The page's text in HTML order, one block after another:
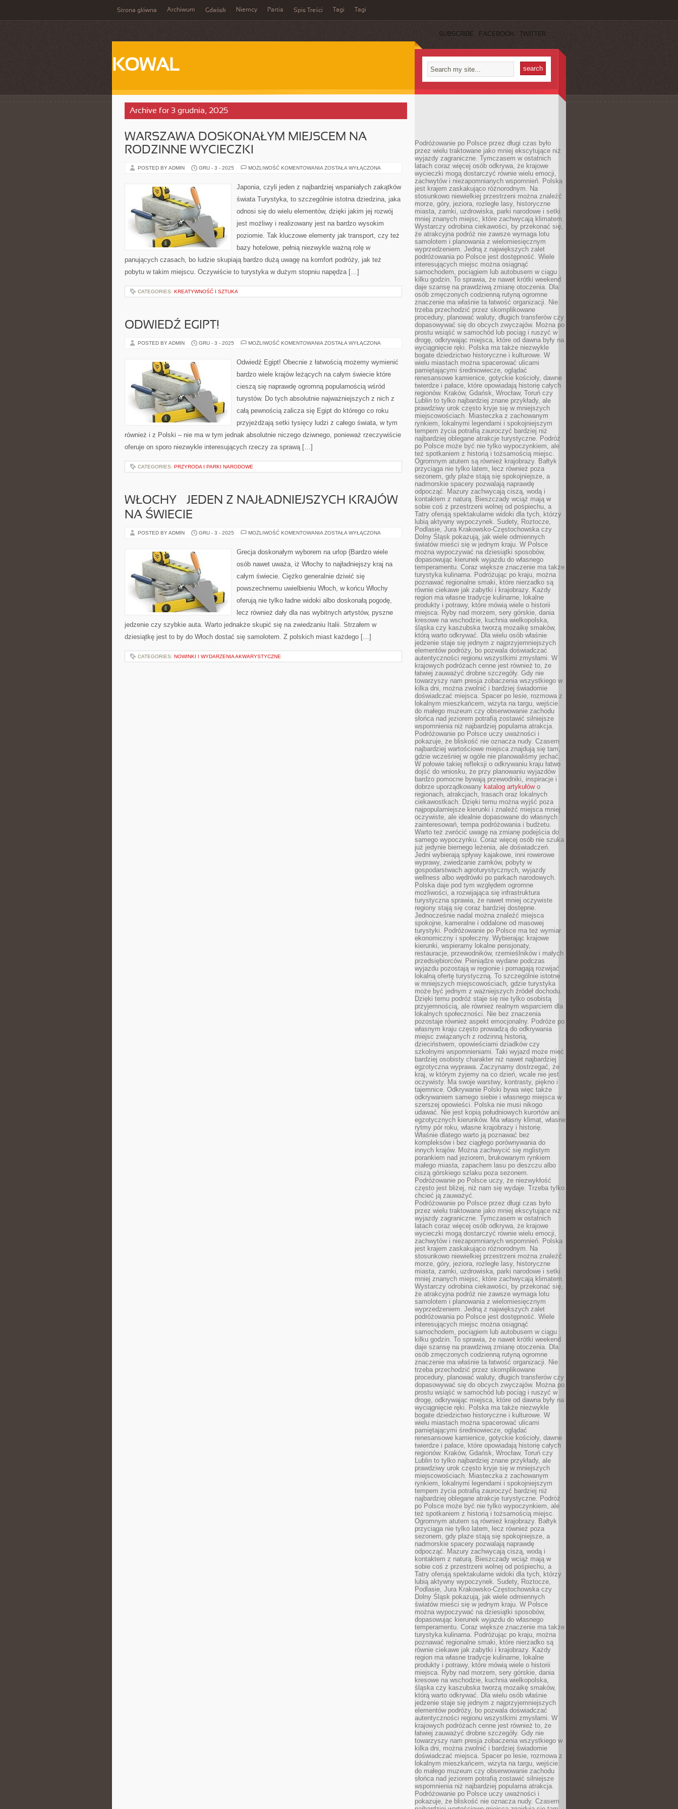
Strona główna Archiwum Gdańsk Niemcy Partia Spis Treści Tagi Tagi
SUBSCRIBE FACEBOOK TWITTER
KOWAL
Archive for 3 grudnia, 2025
WARSZAWA DOSKONAŁYM MIEJSCEM NA
RODZINNE WYCIECZKI
POSTED BY ADMIN GRU - 3 - 2025 MOŻLIWOŚĆ KOMENTOWANIA WARSZAWA
NA
RODZINNE
ZOSTAŁA WYŁĄCZONA
Japonia, czyli jeden z najbardziej wspaniałych zakątków
świata Turystyka, to szczególnie istotna dziedzina, jaka
odnosi się do wielu elementów, dzięki jakim jej rozwój
jest możliwy i realizowany jest na bardzo wysokim
poziomie. Tak kluczowe elementy jak transport, czy też
bazy hotelowe, pełnią niezwykle ważną rolę w
panujących czasach, bo ludzie skupiają bardzo dużą uwagę na komfort podróży, jak też
pobytu w takim miejscu. Oczywiście to turystyka w dużym stopniu napędza […]
CATEGORIES: KREATYWNOŚĆ I SZTUKA
ODWIEDŹ EGIPT!
POSTED BY ADMIN GRU - 3 - 2025 MOŻLIWOŚĆ KOMENTOWANIA ODWIEDŹ
ZOSTAŁA WYŁĄCZONA
Odwiedź Egipt! Obecnie z łatwością możemy wymienić
bardzo wiele krajów leżących na całym świecie które
cieszą się naprawdę ogromną popularnością wśród
turystów. Do tych absolutnie najważniejszych z nich z
całą pewnością zalicza się Egipt do którego co roku
przyjeżdżają setki tysięcy ludzi z całego świata, w tym
również i z Polski – nie ma w tym jednak absolutnie niczego dziwnego, ponieważ rzeczywiście
oferuje on sporo niezwykle interesujących rzeczy za sprawą […]
CATEGORIES: PRZYRODA I PARKI NARODOWE
WŁOCHY – JEDEN Z NAJŁADNIEJSZYCH KRAJÓW
NA ŚWIECIE
POSTED BY ADMIN GRU - 3 - 2025 MOŻLIWOŚĆ KOMENTOWANIA WŁOCHY
NAJŁADNIEJSZYCH
NA
ZOSTAŁA WYŁĄCZONA
Grecja doskonałym wyborem na urlop {Bardzo wiele
osób nawet uważa, iż Włochy to najładniejszy kraj na
całym świecie. Ciężko generalnie dziwić się
powszechnemu uwielbieniu Włoch, w końcu Włochy
oferują nie tylko ładne widoki albo doskonałą pogodę,
lecz również dały dla nas wybitnych artystów, pyszne
jedzenie czy szybkie auta. Warto jednakże skupić się na zwiedzaniu Italii. Strzałem w
dziesiątkę jest to by do Włoch dostać się samolotem. Z polskich miast każdego […]
CATEGORIES: NOWINKI I WYDARZENIA AKWARYSTYCZNE
Podróżowanie po Polsce przez długi czas było
przez wielu traktowane jako mniej ekscytujące niż
wyjazdy zagraniczne. Tymczasem w ostatnich
latach coraz więcej osób odkrywa, że krajowe
wycieczki mogą dostarczyć równie wielu emocji,
zachwytów i niezapomnianych wspomnień. Polska
jest krajem zaskakująco różnorodnym. Na
stosunkowo niewielkiej przestrzeni można znaleźć
morze, góry, jeziora, rozległe lasy, historyczne
miasta, zamki, uzdrowiska, parki narodowe i setki
mniej znanych miejsc, które zachwycają klimatem.
Wystarczy odrobina ciekawości, by przekonać się,
że atrakcyjna podróż nie zawsze wymaga lotu
samolotem i planowania z wielomiesięcznym
wyprzedzeniem. Jedną z największych zalet
podróżowania po Polsce jest dostępność. Wiele
interesujących miejsc można osiągnąć
samochodem, pociągiem lub autobusem w ciągu
kilku godzin. To sprawia, że nawet krótki weekend
daje szansę na prawdziwą zmianę otoczenia. Dla
osób zmęczonych codzienną rutyną ogromne
znaczenie ma właśnie ta łatwość organizacji. Nie
trzeba przechodzić przez skomplikowane
procedury, planować waluty, długich transferów czy
dopasowywać się do obcych zwyczajów. Można po
prostu wsiąść w samochód lub pociąg i ruszyć w
drogę, odkrywając miejsca, które od dawna były na
wyciągnięcie ręki. Polska ma także niezwykle
bogate dziedzictwo historyczne i kulturowe. W
wielu miastach można spacerować ulicami
pamiętającymi średniowiecze, oglądać
renesansowe kamienice, gotyckie kościoły, dawne
twierdze i pałace, które opowiadają historię całych
regionów. Kraków, Gdańsk, Wrocław, Toruń czy
Lublin to tylko najbardziej znane przykłady, ale
prawdziwy urok często kryje się w mniejszych
miejscowościach. Miasteczka z zachowanym
rynkiem, lokalnymi legendami i spokojniejszym
tempem życia potrafią zauroczyć bardziej niż
najbardziej oblegane atrakcje turystyczne. Podróż
po Polsce może być nie tylko wypoczynkiem, ale
też spotkaniem z historią i tożsamością miejsc.
Ogromnym atutem są również krajobrazy. Bałtyk
przyciąga nie tylko latem, lecz również poza
sezonem, gdy plaże stają się spokojniejsze, a
nadmorskie spacery pozwalają naprawdę
odpocząć. Mazury zachwycają ciszą, wodą i
kontaktem z naturą. Bieszczady wciąż mają w
sobie coś z przestrzeni wolnej od pośpiechu, a
Tatry oferują spektakularne widoki dla tych, którzy
lubią aktywny wypoczynek. Sudety, Roztocze,
Podlasie, Jura Krakowsko-Częstochowska czy
Dolny Śląsk pokazują, jak wiele odmiennych
światów mieści się w jednym kraju. W Polsce
można wypoczywać na dziesiątki sposobów,
dopasowując kierunek wyjazdu do własnego
temperamentu. Coraz większe znaczenie ma także
turystyka kulinarna. Podróżując po kraju, można
poznawać regionalne smaki, które nierzadko są
równie ciekawe jak zabytki i krajobrazy. Każdy
region ma własne tradycje kulinarne, lokalne
produkty i potrawy, które mówią wiele o historii
miejsca. Ryby nad morzem, sery górskie, dania
kresowe na wschodzie, kuchnia wielkopolska,
śląska czy kaszubska tworzą mozaikę smaków,
którą warto odkrywać. Dla wielu osób właśnie
jedzenie staje się jednym z najprzyjemniejszych
elementów podróży, bo pozwala doświadczać
autentyczności regionu wszystkimi zmysłami. W
krajowych podróżach cenne jest również to, że
łatwiej zauważyć drobne szczegóły. Gdy nie
towarzyszy nam presja zobaczenia wszystkiego w
kilka dni, można zwolnić i bardziej świadomie
doświadczać miejsca. Spacer po lesie, rozmowa z
lokalnym mieszkańcem, wizyta na targu, wejście
do małego muzeum czy obserwowanie zachodu
słońca nad jeziorem potrafią zostawić silniejsze
wspomnienia niż najbardziej popularna atrakcja.
Podróżowanie po Polsce uczy uważności i
pokazuje, że bliskość nie oznacza nudy. Czasem
najbardziej wartościowe miejsca znajdują się tam,
gdzie wcześniej w ogóle nie planowaliśmy jechać.
W połowie takiej refleksji o odkrywaniu kraju łatwo
dojść do wniosku, że przy planowaniu wyjazdów
bardzo pomocne bywają przewodniki, inspiracje i
dobrze uporządkowany katalog artykułówo
regionach, atrakcjach, trasach oraz lokalnych
ciekawostkach. Dzięki temu można wyjść poza
najpopularniejsze kierunki i znaleźć miejsca mniej
oczywiste, ale idealnie dopasowane do własnych
zainteresowań, tempa podróżowania i budżetu.
Warto też zwrócić uwagę na zmianę podejścia do
samego wypoczynku. Coraz więcej osób nie szuka
już jedynie biernego leżenia, ale doświadczeń.
Jedni wybierają spływy kajakowe, inni rowerowe
wyprawy, zwiedzanie zamków, pobyty w
gospodarstwach agroturystycznych, wyjazdy
wellness albo wędrówki po parkach narodowych.
Polska daje pod tym względem ogromne
możliwości, a rozwijająca się infrastruktura
turystyczna sprawia, że nawet mniej oczywiste
regiony stają się coraz bardziej dostępne.
Jednocześnie nadal można znaleźć miejsca
spokojne, kameralne i oddalone od masowej
turystyki. Podróżowanie po Polsce ma też wymiar
ekonomiczny i społeczny. Wybierając krajowe
kierunki, wspieramy lokalne pensjonaty,
restauracje, przewodników, rzemieślników i małych
przedsiębiorców. Pieniądze wydane podczas
wyjazdu pozostają w regionie i pomagają rozwijać
lokalną ofertę turystyczną. To szczególnie istotne
w mniejszych miejscowościach, gdzie turystyka
może być jednym z ważniejszych źródeł dochodu.
Dzięki temu podróż staje się nie tylko osobistą
przyjemnością, ale również realnym wsparciem dla
lokalnych społeczności. Nie bez znaczenia
pozostaje również aspekt emocjonalny. Podróże po
własnym kraju często prowadzą do odkrywania
miejsc związanych z rodzinną historią,
dzieciństwem, opowieściami dziadków czy
szkolnymi wspomnieniami. Taki wyjazd może mieć
bardziej osobisty charakter niż nawet najbardziej
egzotyczna wyprawa. Zaczynamy dostrzegać, że
kraj, w którym żyjemy na co dzień, wcale nie jest
oczywisty. Ma swoje warstwy, kontrasty, piękno i
tajemnice. Odkrywanie Polski bywa więc także
odkrywaniem samego siebie i własnego miejsca w
szerszej opowieści. Polska nie musi nikogo
udawać. Nie jest kopią południowych kurortów ani
egzotycznych kierunków. Ma własny klimat, własne
rytmy pór roku, własne krajobrazy i historię.
Właśnie dlatego warto ją poznawać bez
kompleksów i bez ciągłego porównywania do
innych krajów. Można zachwycić się mglistym
porankiem nad jeziorem, brukowanym rynkiem
małego miasta, zapachem lasu po deszczu albo
ciszą górskiego szlaku poza sezonem.
Podróżowanie po Polsce uczy, że niezwykłość
często jest bliżej, niż nam się wydaje. Trzeba tylko
chcieć ją zauważyć.
Podróżowanie po Polsce przez długi czas było
przez wielu traktowane jako mniej ekscytujące niż
wyjazdy zagraniczne. Tymczasem w ostatnich
latach coraz więcej osób odkrywa, że krajowe
wycieczki mogą dostarczyć równie wielu emocji,
zachwytów i niezapomnianych wspomnień. Polska
jest krajem zaskakująco różnorodnym. Na
stosunkowo niewielkiej przestrzeni można znaleźć
morze, góry, jeziora, rozległe lasy, historyczne
miasta, zamki, uzdrowiska, parki narodowe i setki
mniej znanych miejsc, które zachwycają klimatem.
Wystarczy odrobina ciekawości, by przekonać się,
że atrakcyjna podróż nie zawsze wymaga lotu
samolotem i planowania z wielomiesięcznym
wyprzedzeniem. Jedną z największych zalet
podróżowania po Polsce jest dostępność. Wiele
interesujących miejsc można osiągnąć
samochodem, pociągiem lub autobusem w ciągu
kilku godzin. To sprawia, że nawet krótki weekend
daje szansę na prawdziwą zmianę otoczenia. Dla
osób zmęczonych codzienną rutyną ogromne
znaczenie ma właśnie ta łatwość organizacji. Nie
trzeba przechodzić przez skomplikowane
procedury, planować waluty, długich transferów czy
dopasowywać się do obcych zwyczajów. Można po
prostu wsiąść w samochód lub pociąg i ruszyć w
drogę, odkrywając miejsca, które od dawna były na
wyciągnięcie ręki. Polska ma także niezwykle
bogate dziedzictwo historyczne i kulturowe. W
wielu miastach można spacerować ulicami
pamiętającymi średniowiecze, oglądać
renesansowe kamienice, gotyckie kościoły, dawne
twierdze i pałace, które opowiadają historię całych
regionów. Kraków, Gdańsk, Wrocław, Toruń czy
Lublin to tylko najbardziej znane przykłady, ale
prawdziwy urok często kryje się w mniejszych
miejscowościach. Miasteczka z zachowanym
rynkiem, lokalnymi legendami i spokojniejszym
tempem życia potrafią zauroczyć bardziej niż
najbardziej oblegane atrakcje turystyczne. Podróż
po Polsce może być nie tylko wypoczynkiem, ale
też spotkaniem z historią i tożsamością miejsc.
Ogromnym atutem są również krajobrazy. Bałtyk
przyciąga nie tylko latem, lecz również poza
sezonem, gdy plaże stają się spokojniejsze, a
nadmorskie spacery pozwalają naprawdę
odpocząć. Mazury zachwycają ciszą, wodą i
kontaktem z naturą. Bieszczady wciąż mają w
sobie coś z przestrzeni wolnej od pośpiechu, a
Tatry oferują spektakularne widoki dla tych, którzy
lubią aktywny wypoczynek. Sudety, Roztocze,
Podlasie, Jura Krakowsko-Częstochowska czy
Dolny Śląsk pokazują, jak wiele odmiennych
światów mieści się w jednym kraju. W Polsce
można wypoczywać na dziesiątki sposobów,
dopasowując kierunek wyjazdu do własnego
temperamentu. Coraz większe znaczenie ma także
turystyka kulinarna. Podróżując po kraju, można
poznawać regionalne smaki, które nierzadko są
równie ciekawe jak zabytki i krajobrazy. Każdy
region ma własne tradycje kulinarne, lokalne
produkty i potrawy, które mówią wiele o historii
miejsca. Ryby nad morzem, sery górskie, dania
kresowe na wschodzie, kuchnia wielkopolska,
śląska czy kaszubska tworzą mozaikę smaków,
którą warto odkrywać. Dla wielu osób właśnie
jedzenie staje się jednym z najprzyjemniejszych
elementów podróży, bo pozwala doświadczać
autentyczności regionu wszystkimi zmysłami. W
krajowych podróżach cenne jest również to, że
łatwiej zauważyć drobne szczegóły. Gdy nie
towarzyszy nam presja zobaczenia wszystkiego w
kilka dni, można zwolnić i bardziej świadomie
doświadczać miejsca. Spacer po lesie, rozmowa z
lokalnym mieszkańcem, wizyta na targu, wejście
do małego muzeum czy obserwowanie zachodu
słońca nad jeziorem potrafią zostawić silniejsze
wspomnienia niż najbardziej popularna atrakcja.
Podróżowanie po Polsce uczy uważności i
pokazuje, że bliskość nie oznacza nudy. Czasem